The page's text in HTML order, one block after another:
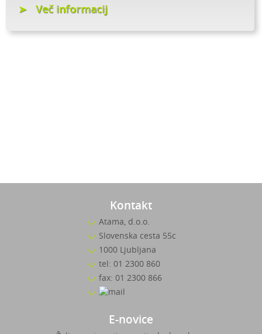
Več informacij
Kontakt
Atama, d.o.o.
Slovenska cesta 55c
1000 Ljubljana
tel: 01 2300 860
fax: 01 2300 866
E-novice